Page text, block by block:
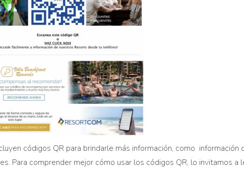
códigos QR para brindarle más información, como información
Para comprender mejor cómo usar los códigos QR, lo invitamos a